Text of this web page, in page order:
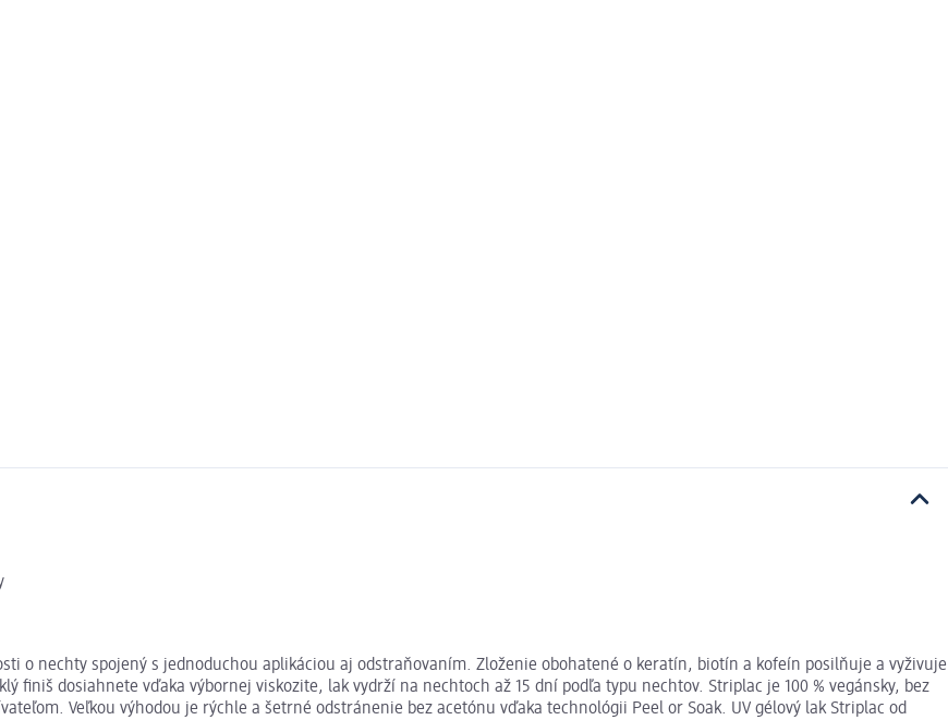
o nechty spojený s jednoduchou aplikáciou aj odstraňovaním. Zloženie obohatené o keratín, biotín a kofeín posilňuje a vyživuje
finiš dosiahnete vďaka výbornej viskozite, lak vydrží na nechtoch až 15 dní podľa typu nechtov. Striplac je 100 % vegánsky, bez
Veľkou výhodou je rýchle a šetrné odstránenie bez acetónu vďaka technológii Peel or Soak. UV gélový lak Striplac od